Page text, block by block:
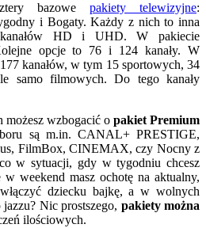
bazowepakiety telewizyjne:
i Bogaty. Każdy z nich to inna
HD i UHD. W pakiecie
opcje to 76 i 124 kanały. W
kanałów, w tym 15 sportowych, 34
samo filmowych. Do tego kanały
wzbogacić o pakiet Premium
są m.in. CANAL+ PRESTIGE,
FilmBox, CINEMAX, czy Nocny z
w sytuacji, gdy w tygodniu chcesz
weekend masz ochotę na aktualny,
dziecku bajkę, a w wolnych
Nic prostszego, pakiety można
ilościowych.